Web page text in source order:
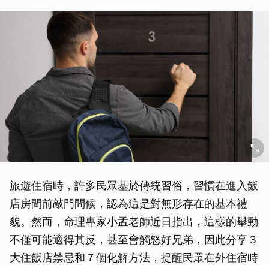
旅遊住宿時，許多民眾基於傳統習俗，習慣在進入飯
店房間前敲門問候，認為這是對無形存在的基本禮
貌。然而，命理專家小孟老師近日指出，這樣的舉動
不僅可能適得其反，甚至會觸怒好兄弟，因此分享３
大住飯店禁忌和７個化解方法，提醒民眾在外住宿時